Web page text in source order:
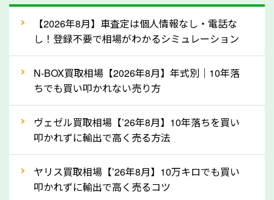
走行距離（例：約〇万キロ）
車検の満了日
内装や外装の状態
定を行い高価買取価格をつけやすくなります。
②自動車税の還付金は早く売るほど多く返
ってきます！
自動車税の還付金は、先に年払いしていた自動車税が
月割りで返還されるものです。ですから、自動車税の
還付金は早めに売却するほど多く還付されます。不要
【2026年8月】車査定は個人情報なし・電話な
し！登録不要で相場がわかるシミュレーション
N-BOX買取相場【2026年8月】年式別｜10年落
ちでも買い叩かれない売り方
ヴェゼル買取相場【’26年8月】10年落ちを買い
叩かれずに輸出で高く売る方法
ヤリス買取相場【’26年8月】10万キロでも買い
叩かれずに輸出で高く売るコツ